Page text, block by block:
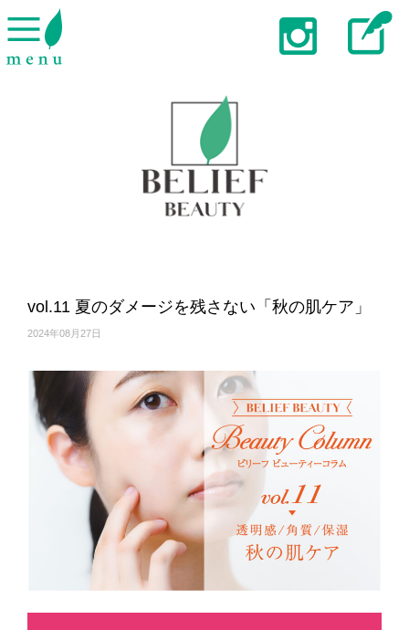
vol.11 夏のダメージを残さない「秋の肌ケア」
2024年08月27日